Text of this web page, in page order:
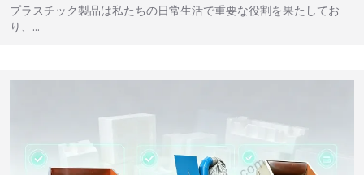
プラスチック製品は私たちの日常生活で重要な役割を果たしてお
り、…